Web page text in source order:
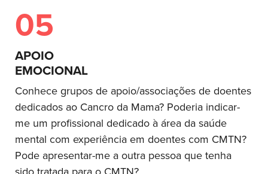
05
APOIO
EMOCIONAL
Conhece grupos de apoio/associações de doentes
dedicados ao Cancro da Mama? Poderia indicar-
me um profissional dedicado à área da saúde
mental com experiência em doentes com CMTN?
Pode apresentar-me a outra pessoa que tenha